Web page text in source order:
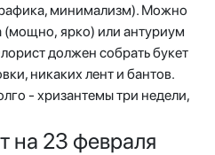
минимализм). Можно
(мощно, ярко) или антуриум
должен собрать букет
никаких лент и бантов.
- хризантемы три недели,
на 23 февраля